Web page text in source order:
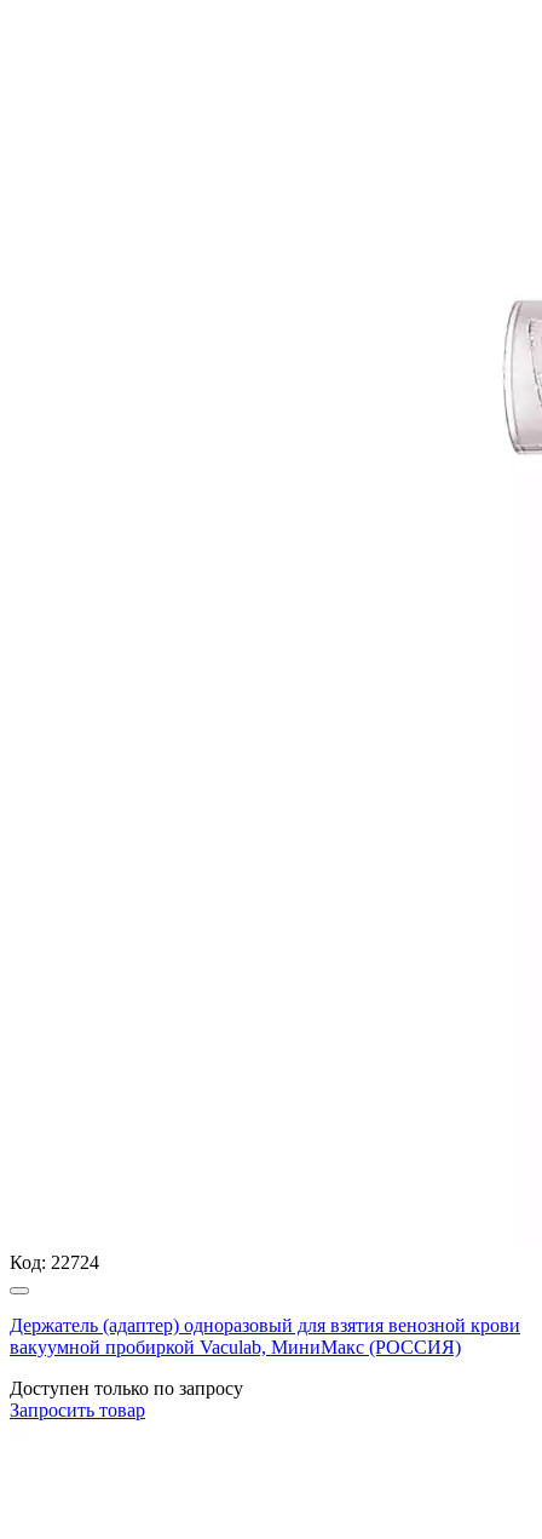
Код: 22724
Держатель (адаптер) одноразовый для взятия венозной крови
вакуумной пробиркой Vaculab, МиниМакс (РОССИЯ)
Доступен только по запросу
Запросить товар